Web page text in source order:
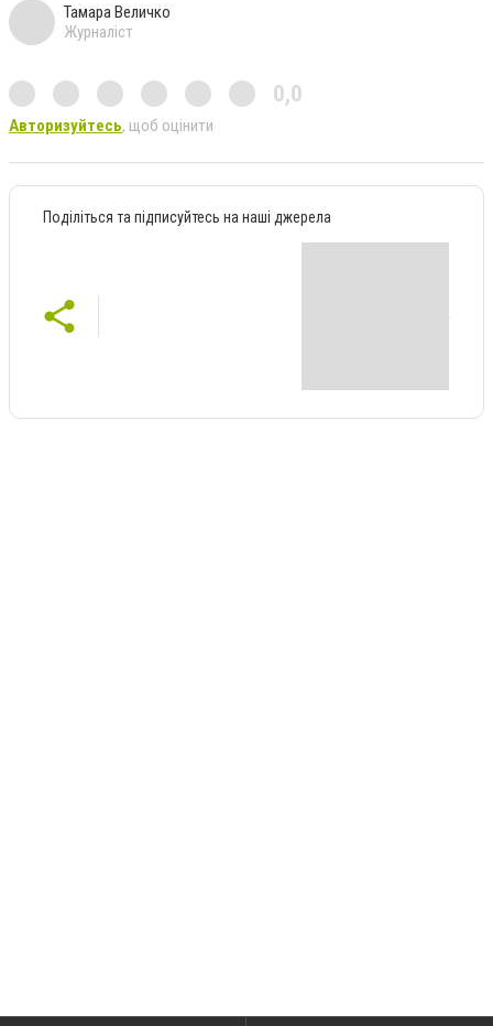
Тамара Величко
Журналіст
0,0
Авторизуйтесь, щоб оцінити
Поділіться та підписуйтесь на наші джерела